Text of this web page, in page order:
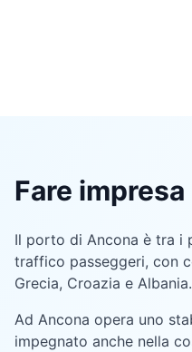
Fare
Il porto di Ancona è tra i
traffico passeggeri, con
Grecia, Croazia e Albania.
Ad Ancona opera uno
impegnato anche nella